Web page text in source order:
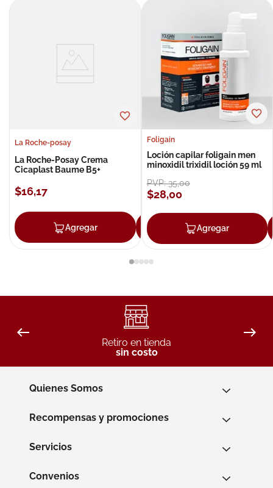
La Roche-posay
La Roche-Posay Crema
Cicaplast Baume B5+
$16,17
Agregar Agregar
Foligain
Loción capilar foligain men
minoxidil trixidil loción 59 ml
PVP:35,00
$28,00
Agregar
Retiro en tienda
sin costo
Quienes Somos
Recompensas y promociones
Servicios
Convenios